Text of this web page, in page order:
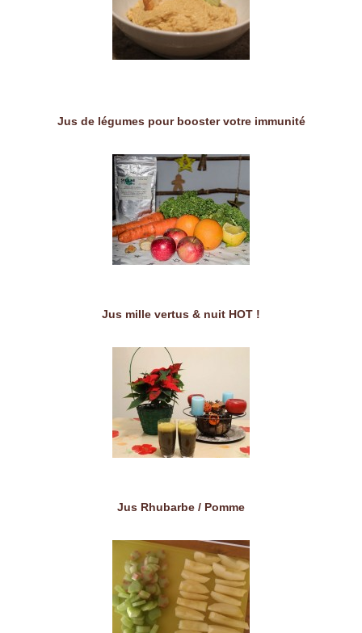
Jus de légumes pour booster votre immunité
Jus mille vertus & nuit HOT !
Jus Rhubarbe / Pomme